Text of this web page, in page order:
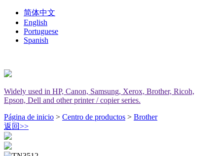
简体中文
English
Portuguese
Spanish
Widely used in HP, Canon, Samsung, Xerox, Brother, Ricoh,
Epson, Dell and other printer / copier series.
Página de inicio > Centro de productos > Brother
返回>>